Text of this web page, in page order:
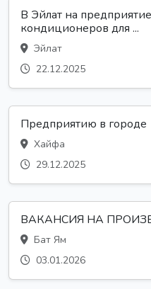
В Эйлат на
кондиционеров для ...
Эйлат
22.12.2025
Предприятию в городе
Хайфа
29.12.2025
ВАКАНСИЯ НА
Бат Ям
03.01.2026